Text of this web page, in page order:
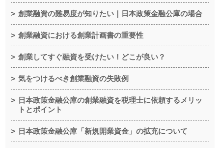
創業融資の難易度が知りたい｜日本政策金融公庫の場合
創業融資における創業計画書の重要性
創業してすぐ融資を受けたい！どこが良い？
気をつけるべき創業融資の失敗例
日本政策金融公庫の創業融資を税理士に依頼するメリッ
トとポイント
日本政策金融公庫「新規開業資金」の拡充について